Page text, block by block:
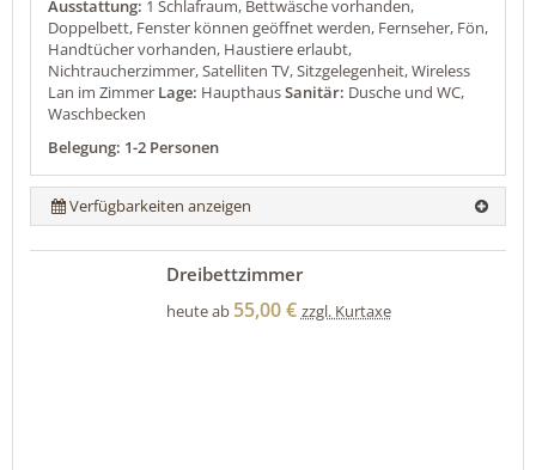
Ausstattung: 1 Schlafraum, Bettwäsche vorhanden,
Doppelbett, Fenster können geöffnet werden, Fernseher, Fön,
Handtücher vorhanden, Haustiere erlaubt,
Nichtraucherzimmer, Satelliten TV, Sitzgelegenheit, Wireless
Lan im Zimmer Lage: HaupthausSanitär: Dusche und WC,
Waschbecken
Belegung: 1-2 Personen
Verfügbarkeiten anzeigen
Dreibettzimmer
heute ab 55,00 € zzgl. Kurtaxe